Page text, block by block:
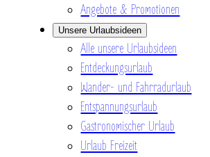
Angebote & Promotionen
Unsere Urlaubsideen
Alle unsere Urlaubsideen
Entdeckungsurlaub
Wander- und Fahrradurlaub
Entspannungsurlaub
Gastronomischer Urlaub
Urlaub Freizeit